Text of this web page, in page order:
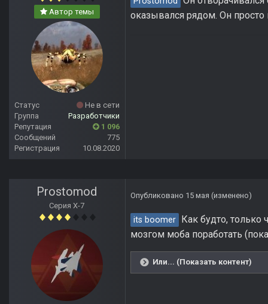
Автор темы
Статус
Не в сети
Группа
Разработчики
Репутация
1 096
Сообщений
775
Регистрация
10.08.2020
оказывался рядом. Он просто
Prostomod
Серия Х-7
Опубликовано 15 мая (изменено)
its boomer
Как будто, только
мозгом моба поработать
Или... (Показать контент)